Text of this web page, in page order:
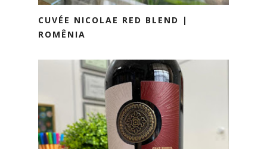
CUVÉE NICOLAE RED BLEND |
ROMÊNIA